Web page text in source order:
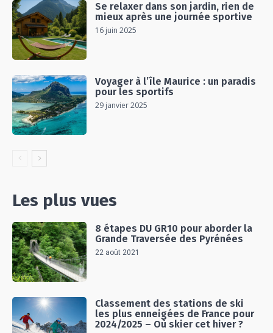
Se relaxer dans son jardin, rien de
mieux après une journée sportive
16 juin 2025
Voyager à l’île Maurice : un paradis
pour les sportifs
29 janvier 2025
Les plus vues
8 étapes DU GR10 pour aborder la
Grande Traversée des Pyrénées
22 août 2021
Classement des stations de ski
les plus enneigées de France pour
2024/2025 – Où skier cet hiver ?